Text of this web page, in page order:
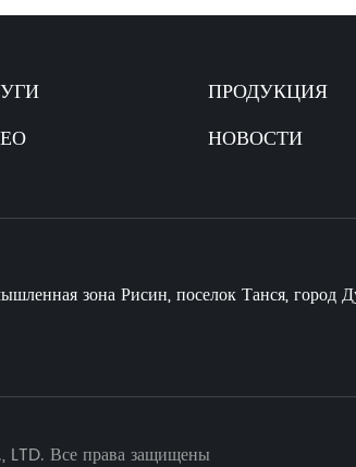
ПРОДУКЦИЯ
НОВОСТИ
зона Рисин, поселок Танся, город
LTD. Все права защищены